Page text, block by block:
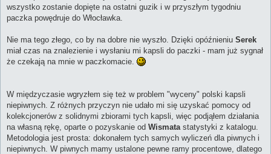
wszystko zostanie dopięte na ostatni guzik i w przyszłym tygodniu
paczka powędruje do Włocławka.
Nie ma tego złego, co by na dobre nie wyszło. Dzięki opóźnieniu Serek
miał czas na znalezienie i wysłaniu mi kapsli do paczki - mam już sygnał
że czekają na mnie w paczkomacie.
W międzyczasie wgryzłem się też w problem "wyceny" polski kapsli
niepiwnych. Z różnych przyczyn nie udało mi się uzyskać pomocy od
kolekcjonerów z solidnymi zbiorami tych kapsli, więc podjąłem działania
na własną rękę, oparte o pozyskanie od Wismata statystyki z katalogu.
Metodologia jest prosta: dokonałem tych samych wyliczeń dla piwnych i
niepiwnych. W piwnych mamy ustalone pewne ramy procentowe, dlatego